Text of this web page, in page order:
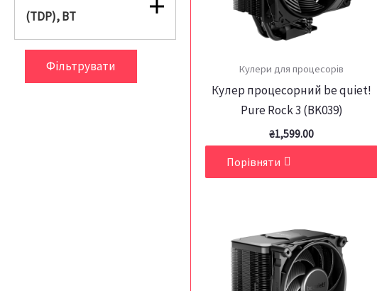
(TDP), ВТ
Фільтрувати Кулери для процесорів
Кулер процесорний be quiet!
Pure Rock 3 (BK039)
₴1,599.00
Порівняти